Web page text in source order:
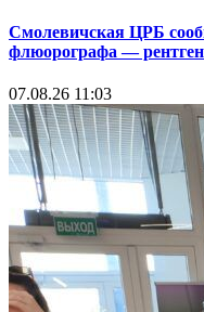
Смолевичская ЦРБ
флюорографа —
07.08.26 11:03